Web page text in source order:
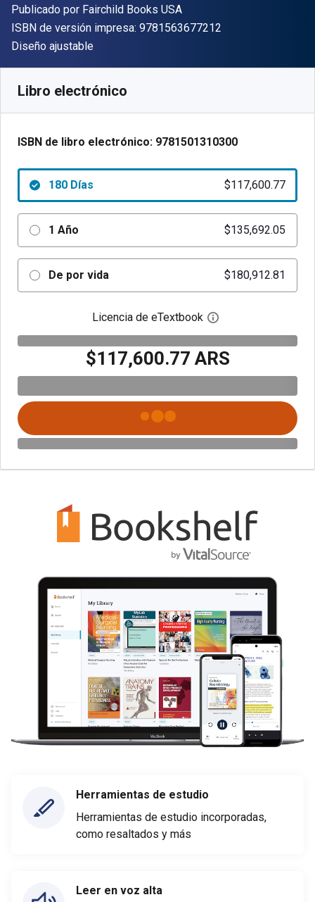
Editor
Publicado por Fairchild Books USA
ISBN de versión impresa: 9781563677212
Formato
Diseño ajustable
Libro electrónico
ISBN de libro electrónico: 9781501310300
180 Días $117,600.77
1 Año $135,692.05
De por vida $180,912.81
Licencia de eTextbook Abre el cuadro de
$117,600.77 ARS
Herramientas de estudio
Herramientas de estudio incorporadas,
como resaltados y más
Leer en voz alta